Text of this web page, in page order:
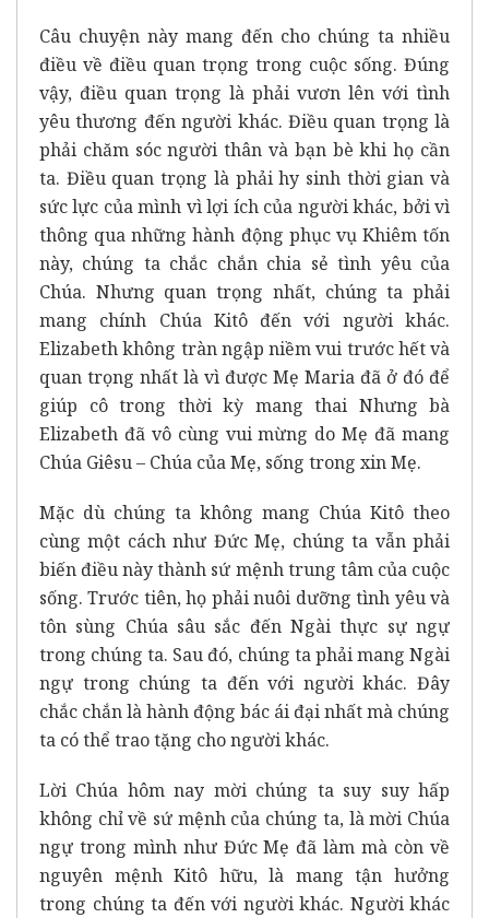
Câu chuyện này mang đến cho chúng ta nhiều
điều về điều quan trọng trong cuộc sống. Đúng
vậy, điều quan trọng là phải vươn lên với tình
yêu thương đến người khác. Điều quan trọng là
phải chăm sóc người thân và bạn bè khi họ cần
ta. Điều quan trọng là phải hy sinh thời gian và
sức lực của mình vì lợi ích của người khác, bởi vì
thông qua những hành động phục vụ Khiêm tốn
này, chúng ta chắc chắn chia sẻ tình yêu của
Chúa. Nhưng quan trọng nhất, chúng ta phải
mang chính Chúa Kitô đến với người khác.
Elizabeth không tràn ngập niềm vui trước hết và
quan trọng nhất là vì được Mẹ Maria đã ở đó để
giúp cô trong thời kỳ mang thai Nhưng bà
Elizabeth đã vô cùng vui mừng do Mẹ đã mang
Chúa Giêsu – Chúa của Mẹ, sống trong xin Mẹ.
Mặc dù chúng ta không mang Chúa Kitô theo
cùng một cách như Đức Mẹ, chúng ta vẫn phải
biến điều này thành sứ mệnh trung tâm của cuộc
sống. Trước tiên, họ phải nuôi dưỡng tình yêu và
tôn sùng Chúa sâu sắc đến Ngài thực sự ngự
trong chúng ta. Sau đó, chúng ta phải mang Ngài
ngự trong chúng ta đến với người khác. Đây
chắc chắn là hành động bác ái đại nhất mà chúng
ta có thể trao tặng cho người khác.
Lời Chúa hôm nay mời chúng ta suy suy hấp
không chỉ về sứ mệnh của chúng ta, là mời Chúa
ngự trong mình như Đức Mẹ đã làm mà còn về
nguyên mệnh Kitô hữu, là mang tận hưởng
trong chúng ta đến với người khác. Người khác